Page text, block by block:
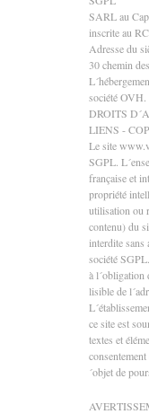
SARL au
inscrite au
Adresse du
30 chemin
société OVH.
DROITS
LIENS -
Le site
SGPL.
française et
propriété
utilisation ou
contenu) du
interdite sans
société
à l´obligation
lisible de
ce site est
textes et
´objet de